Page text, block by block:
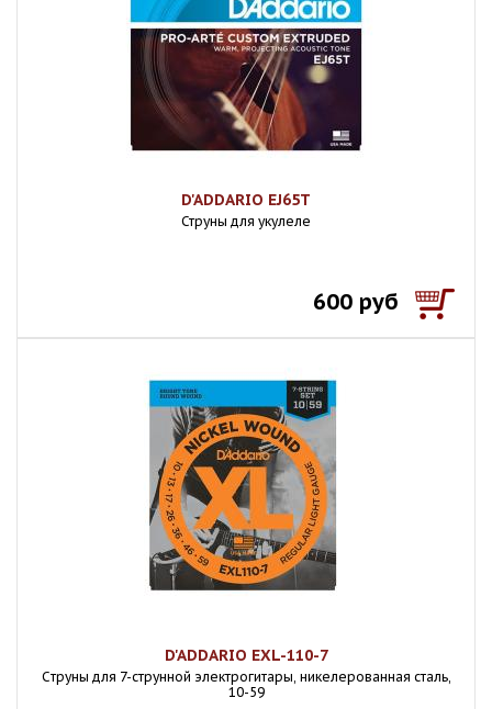
D'ADDARIO EJ65T
Струны для укулеле
600 руб
D'ADDARIO EXL-110-7
Cтруны для 7-струнной электрогитары, никелерованная сталь,
10-59